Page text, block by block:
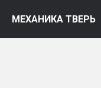
МЕХАНИКА ТВЕРЬ